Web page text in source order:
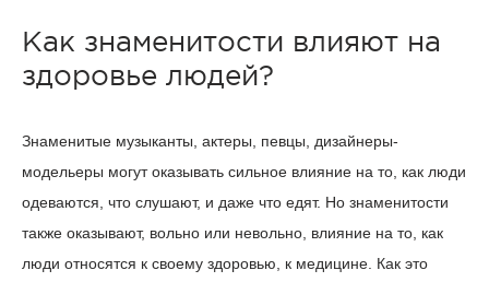
Как знаменитости влияют на
здоровье людей?
Знаменитые музыканты, актеры, певцы, дизайнеры-
модельеры могут оказывать сильное влияние на то, как люди
одеваются, что слушают, и даже что едят. Но знаменитости
также оказывают, вольно или невольно, влияние на то, как
люди относятся к своему здоровью, к медицине. Как это